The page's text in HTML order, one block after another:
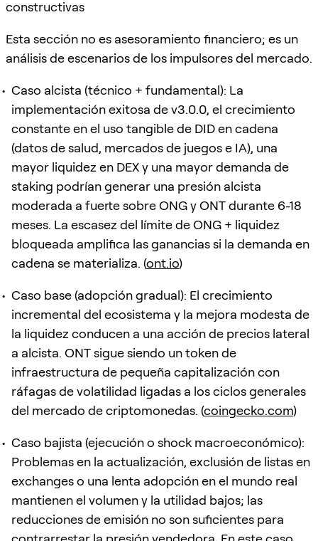
constructivas
Esta sección no es asesoramiento financiero; es un
análisis de escenarios de los impulsores del mercado.
Caso alcista (técnico + fundamental): La
implementación exitosa de v3.0.0, el crecimiento
constante en el uso tangible de DID en cadena
(datos de salud, mercados de juegos e IA), una
mayor liquidez en DEX y una mayor demanda de
staking podrían generar una presión alcista
moderada a fuerte sobre ONG y ONT durante 6-18
meses. La escasez del límite de ONG + liquidez
bloqueada amplifica las ganancias si la demanda en
cadena se materializa. (ont.io)
Caso base (adopción gradual): El crecimiento
incremental del ecosistema y la mejora modesta de
la liquidez conducen a una acción de precios lateral
a alcista. ONT sigue siendo un token de
infraestructura de pequeña capitalización con
ráfagas de volatilidad ligadas a los ciclos generales
del mercado de criptomonedas. (coingecko.com)
Caso bajista (ejecución o shock macroeconómico):
Problemas en la actualización, exclusión de listas en
exchanges o una lenta adopción en el mundo real
mantienen el volumen y la utilidad bajos; las
reducciones de emisión no son suficientes para